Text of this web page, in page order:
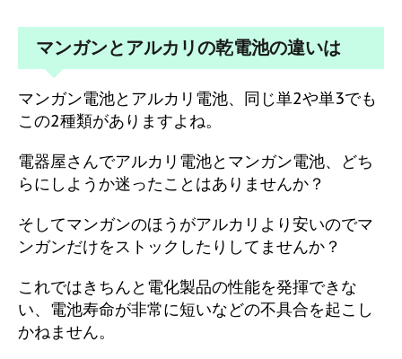
マンガンとアルカリの乾電池の違いは
マンガン電池とアルカリ電池、同じ単2や単3でも
この2種類がありますよね。
電器屋さんでアルカリ電池とマンガン電池、どち
らにしようか迷ったことはありませんか？
そしてマンガンのほうがアルカリより安いのでマ
ンガンだけをストックしたりしてませんか？
これではきちんと電化製品の性能を発揮できな
い、電池寿命が非常に短いなどの不具合を起こし
かねません。